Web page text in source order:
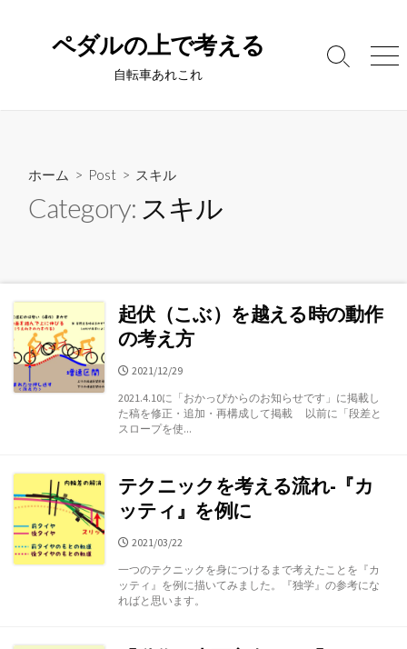
ペダルの上で考える
自転車あれこれ
検
メ
ホーム > Post > スキル
Category: スキル
起伏（こぶ）を越える時の動作
の考え方
公
日
2021/12/29
2021.4.10に「おかっぴからのお知らせです」に掲載し
た稿を修正・追加・再構成して掲載 以前に「段差と
スロープを使...
テクニックを考える流れ-『カ
ッティ』を例に
公
日
2021/03/22
一つのテクニックを身につけるまで考えたことを『カ
ッティ』を例に描いてみました。『独学』の参考にな
ればと思います。